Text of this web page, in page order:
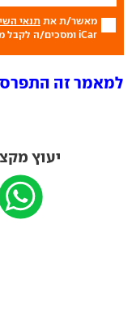
מאשר/ת את תנאי
iCar ומסכים/ה לקבל מכם דברי פרסום.
למאמר זה התפרסמו 14
יעוץ